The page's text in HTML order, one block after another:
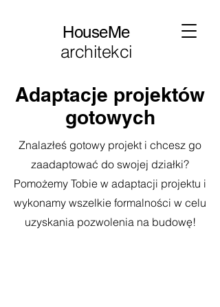
HouseMe
architekci
Adaptacje projektów
gotowych
Znalazłeś gotowy projekt i chcesz go
zaadaptować do swojej działki?
Pomożemy Tobie w adaptacji projektu i
wykonamy wszelkie formalności w celu
uzyskania pozwolenia na budowę!